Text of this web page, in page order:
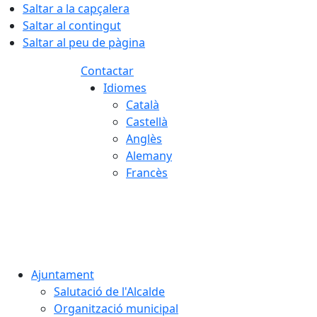
Saltar a la capçalera
Saltar al contingut
Saltar al peu de pàgina
Contactar
Idiomes
Català
Castellà
Anglès
Alemany
Francès
Ajuntament
Salutació de l'Alcalde
Organització municipal